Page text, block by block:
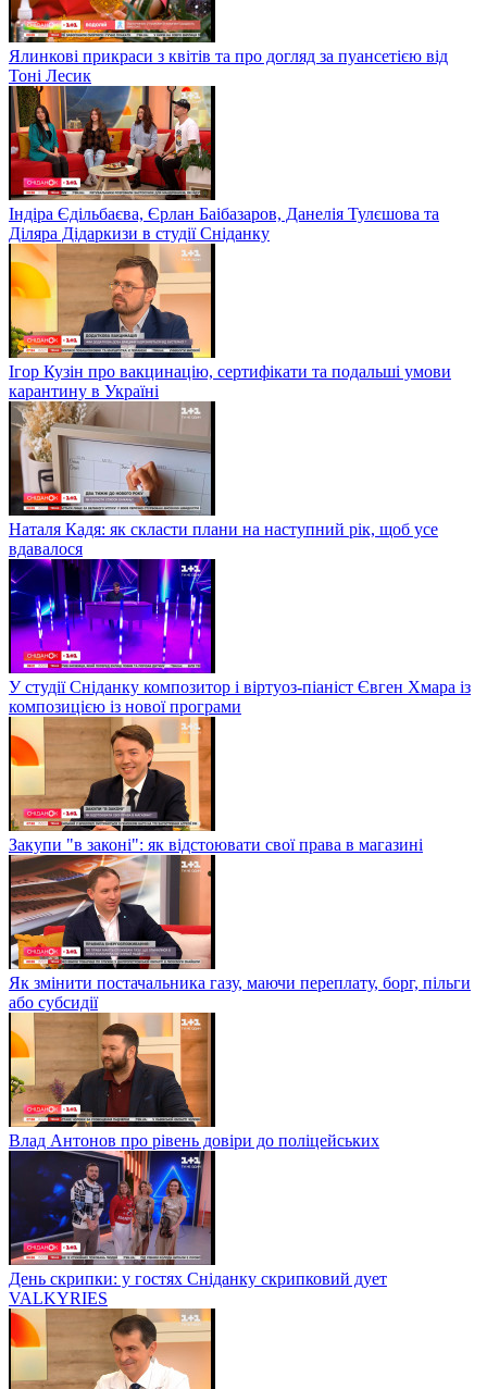
Ялинкові прикраси з квітів та про догляд за пуансетією від
Тоні Лесик
Індіра Єдільбаєва, Єрлан Баібазаров, Данелія Тулєшова та
Діляра Дідаркизи в студії Сніданку
Ігор Кузін про вакцинацію, сертифікати та подальші умови
карантину в Україні
Наталя Кадя: як скласти плани на наступний рік, щоб усе
вдавалося
У студії Сніданку композитор і віртуоз-піаніст Євген Хмара із
композицією із нової програми
Закупи "в законі": як відстоювати свої права в магазині
Як змінити постачальника газу, маючи переплату, борг, пільги
або субсидії
Влад Антонов про рівень довіри до поліцейських
День скрипки: у гостях Сніданку скрипковий дует
VALKYRIES